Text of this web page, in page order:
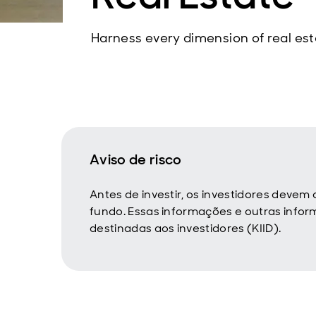
Harness every dimension of real
Aviso de risco
Antes de investir, os investidores
fundo. Essas informações e outras
destinadas aos investidores (KIID).